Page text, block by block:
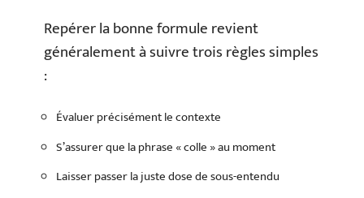
Repérer la bonne formule revient
généralement à suivre trois règles simples
:
Évaluer précisément le contexte
S’assurer que la phrase « colle » au moment
Laisser passer la juste dose de sous-entendu